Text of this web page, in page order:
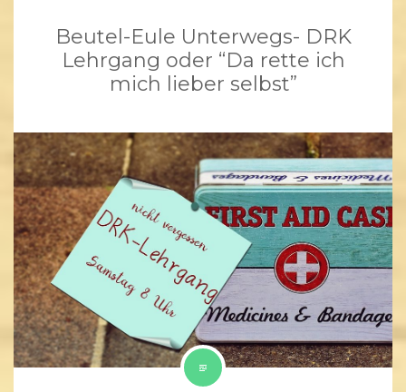
Beutel-Eule Unterwegs- DRK
Lehrgang oder “Da rette ich
mich lieber selbst”